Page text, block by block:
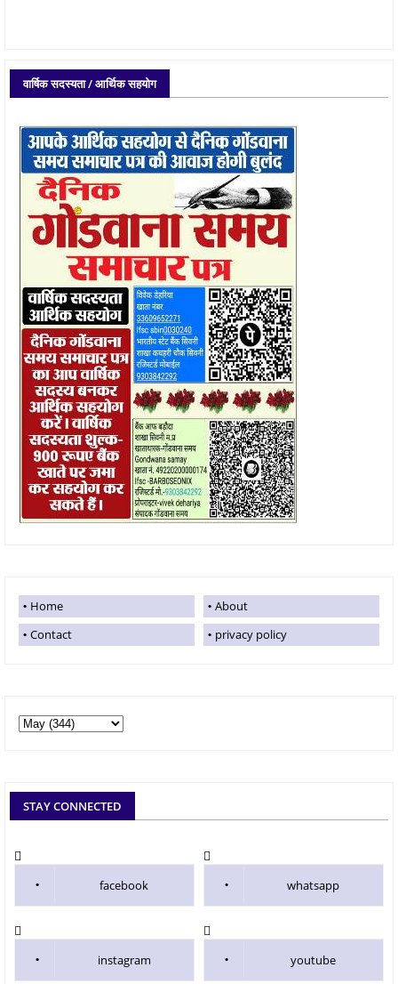
वार्षिक सदस्यता / आर्थिक सहयोग
Home
About
Contact
privacy policy
STAY CONNECTED
facebook whatsapp
instagram youtube